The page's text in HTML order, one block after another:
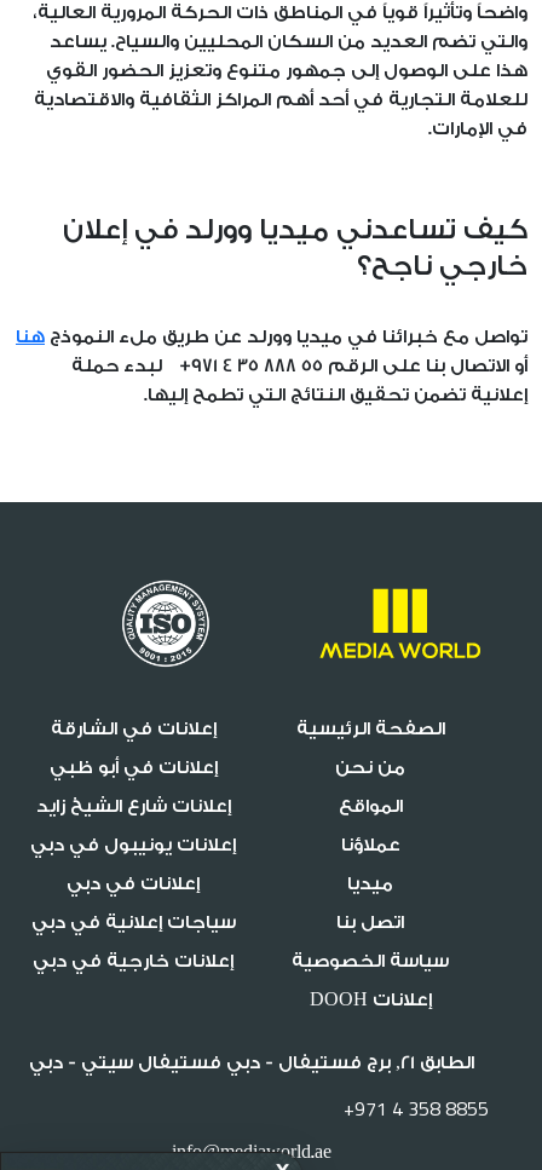
واضحاً وتأثيراً قوياً في المناطق ذات الحركة المرورية العالية،
والتي تضم العديد من السكان المحليين والسياح. يساعد
هذا على الوصول إلى جمهور متنوع وتعزيز الحضور القوي
للعلامة التجارية في أحد أهم المراكز الثقافية والاقتصادية
في الإمارات.
كيف تساعدني ميديا وورلد في إعلان
خارجي ناجح؟
تواصل مع خبرائنا في ميديا وورلد عن طريق ملء النموذج هنا
أو الاتصال بنا على الرقم 55 888 35 4 971+ لبدء حملة
إعلانية تضمن تحقيق النتائج التي تطمح إليها.
الصفحة الرئيسية
إعلانات في الشارقة
من نحن
إعلانات في أبو ظبي
المواقع
إعلانات شارع الشيخ زايد
عملاؤنا
إعلانات يونيبول في دبي
ميديا
إعلانات في دبي
اتصل بنا
سياجات إعلانية في دبي
سياسة الخصوصية
إعلانات خارجية في دبي
إعلانات DOOH
الطابق 21, برج فستيفال - دبي فستيفال سيتي - دبي
+971 4 358 8855
info@mediaworld.ae